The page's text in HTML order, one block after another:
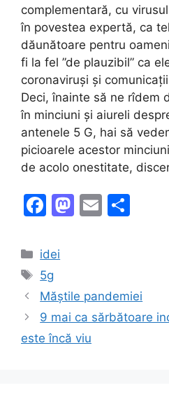
complementară, cu
în povestea expertă, ca
dăunătoare pentru
fi la fel ”de plauzibil” ca
coronaviruși și
Deci, înainte să ne rîdem
în minciuni și aiureli
antenele 5 G, hai să
picioarele acestor
de acolo onestitate,
F
c
e
b
o
o
M
d
o
n
E
Categories
idei
Tags
5g
Măștile pandemiei
9 mai ca sărbătoare
este încă viu